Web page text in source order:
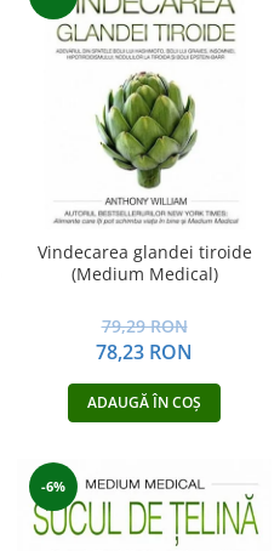
Vindecarea glandei tiroide
(Medium Medical)
79,29 RON
78,23 RON
ADAUGĂ ÎN COȘ
-6%